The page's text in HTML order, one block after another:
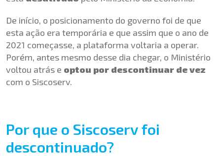
De início, o posicionamento do governo foi de que
esta ação era temporária e que assim que o ano de
2021 começasse, a plataforma voltaria a operar.
Porém, antes mesmo desse dia chegar, o Ministério
voltou atrás e optou por descontinuar de vez
com o Siscoserv.
Por que o Siscoserv foi
descontinuado?